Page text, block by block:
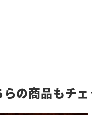
の商品もチ